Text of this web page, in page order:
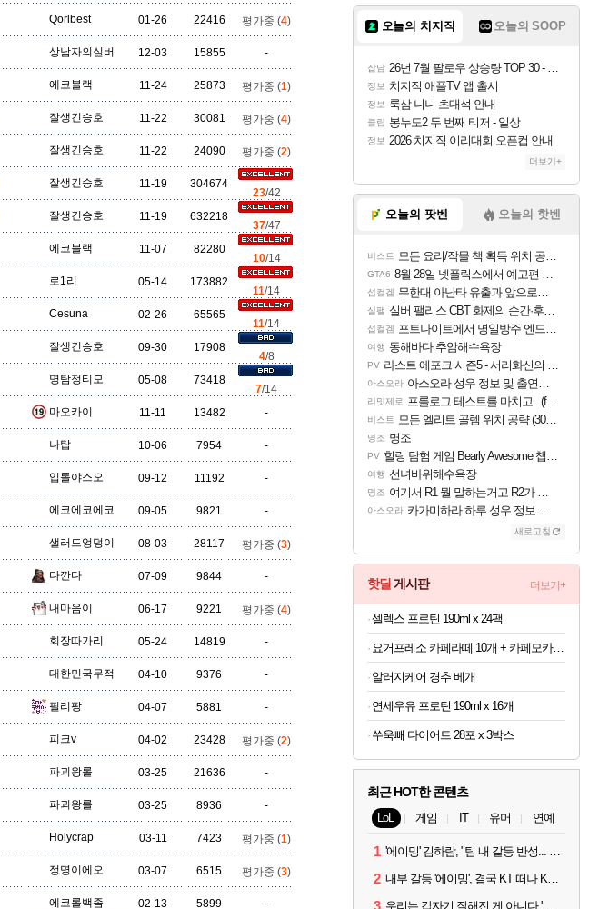
카밀 카사딘 카서스 카시오페아
케인 케일 코그모 코르키
탈론 탈리야 탐 켄치 트런들
Qorlbest 01-26 22416 평가중 (4)
상남자의실버 12-03 15855 -
에코블랙 11-24 25873 평가중 (1)
잘생긴승호 11-22 30081 평가중 (4)
잘생긴승호 11-22 24090 평가중 (2)
잘생긴승호 11-19 304674
23/42
잘생긴승호 11-19 632218
37/47
에코블랙 11-07 82280
10/14
로1리 05-14 173882
11/14
Cesuna 02-26 65565
11/14
잘생긴승호 09-30 17908
4/8
명탐정티모 05-08 73418
7/14
마오카이 11-11 13482 -
나탑 10-06 7954 -
입롤야스오 09-12 11192 -
에코에코에코 09-05 9821 -
샐러드엉덩이 08-03 28117 평가중 (3)
다깐다 07-09 9844 -
내마음이 06-17 9221 평가중 (4)
회장따가리 05-24 14819 -
대한민국무적 04-10 9376 -
필리팡 04-07 5881 -
피크v 04-02 23428 평가중 (2)
파괴왕롤 03-25 21636 -
파괴왕롤 03-25 8936 -
Holycrap 03-11 7423 평가중 (1)
정명이에오 03-07 6515 평가중 (3)
에코롤백좀 02-13 5899 -
오늘의 치지직 오늘의 SOOP
잡담 26년 7월 팔로우 상승량 TOP 30 - 월간 치지직
정보 치지직 애플TV 앱 출시
정보 룩삼 니니 초대석 안내
클립 봉누도2 두 번째 티저 - 일상
정보 2026 치지직 이리대회 오픈컵 안내
더보기+
오늘의 팟벤 오늘의 핫벤
비스트 모든 요리/작물 책 획득 위치 공략 (36개) - 미식가 도전과제
GTA6 8월 28일 넷플릭스에서 예고편 공개 예정
섭컬겜 무한대 아난타 유출과 앞으로의 예상 (루머)
실팰 실버 팰리스 CBT 화제의 순간·후기 모음
섭컬겜 포트나이트에서 명일방주 엔드필드 [펠리카] 판매 예정
여행 동해바다 추암해수욕장
PV 라스트 에포크 시즌5 - 서리화신의 분노 티저
아스오라 아스오라 성우 정보 및 출연작 모음
리밋제로 프롤로그 테스트를 마치고.. (feat. 리아)
비스트 모든 엘리트 골렘 위치 공략 (30개) - 방랑 결투가
명조 명조
PV 힐링 탐험 게임 Bearly Awesome 챕터 1 트레일러
여행 선녀바위해수욕장
명조 여기서 R1 뭘 말하는거고 R2가 뭘말하는걸까요?
아스오라 카가미하라 하루 성우 정보 및 주요 필모
새로고침
핫딜 게시판 더보기+
셀렉스 프로틴 190ml x 24팩
요거프레소 카페라떼 10개 + 카페모카 10개
알러지케어 경추 베개
연세우유 프로틴 190ml x 16개
쑤욱빼 다이어트 28포 x 3박스
최근 HOT한 콘텐츠
LoL 게임 IT 유머 연예
1 '에이밍' 김하람, "팀 내 갈등 반성... 끝까지 뛰고 싶었다"
2 내부 갈등 '에이밍', 결국 KT 떠나 KRX로...'지우'와 트레이드
우리는 갑자기 잘해진 게 아니다 '씨맥' 김대호 감독의 자신감